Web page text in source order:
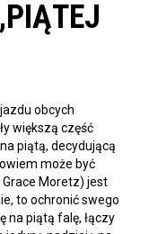
obcych
większą część
piątą, decydującą
może być
Grace Moretz) jest
to ochronić swego
na piątą falę, łączy